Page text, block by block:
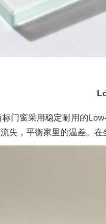
门窗采用稳定耐用的
失，平衡家里的温差。